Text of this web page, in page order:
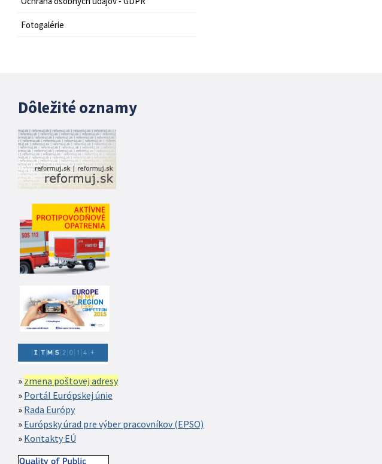
Fotogalérie
Dôležité oznamy
zmena poštovej adresy
Portál Európskej únie
Rada Európy
Európsky úrad pre výber pracovníkov (EPSO)
Kontakty EÚ